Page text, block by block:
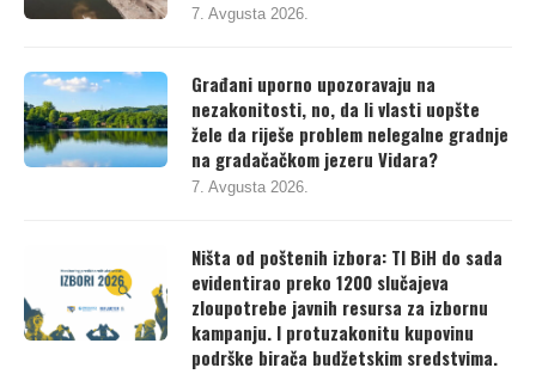
7. Avgusta 2026.
Građani uporno upozoravaju na
nezakonitosti, no, da li vlasti uopšte
žele da riješe problem nelegalne gradnje
na gradačačkom jezeru Vidara?
7. Avgusta 2026.
Ništa od poštenih izbora: TI BiH do sada
evidentirao preko 1200 slučajeva
zloupotrebe javnih resursa za izbornu
kampanju. I protuzakonitu kupovinu
podrške birača budžetskim sredstvima.